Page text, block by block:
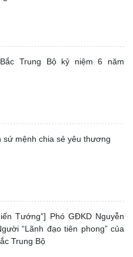
Trung Bộ kỷ niệm 6 năm
sứ mệnh chia sẻ yêu thương
Tướng”] Phó GĐKD Nguyễn
“Lãnh đạo tiên phong” của
Trung Bộ